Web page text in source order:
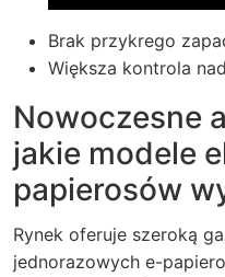
Brak przykrego
Większa kontrola
Nowoczesne
jakie modele
papierosów
Rynek oferuje szeroką
jednorazowych e-